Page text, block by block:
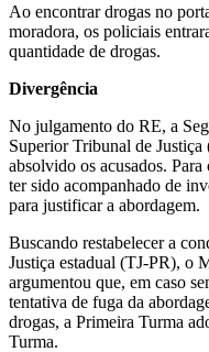
Ao encontrar drogas no
moradora, os policiais
quantidade de drogas.
Divergência
No julgamento do RE, a
Superior Tribunal de
absolvido os acusados.
ter sido acompanhado de
para justificar a abordagem.
Buscando restabelecer a
Justiça estadual (TJ-PR), o
argumentou que, em caso
tentativa de fuga da
drogas, a Primeira Turma
Turma.